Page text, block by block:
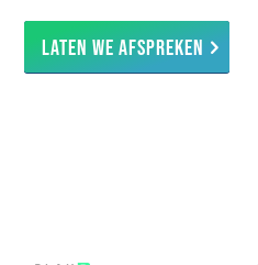
Laten we afspreken